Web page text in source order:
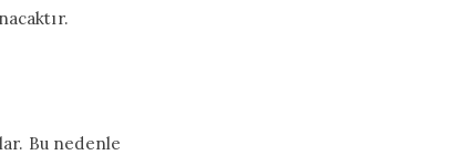
Bu nedenle